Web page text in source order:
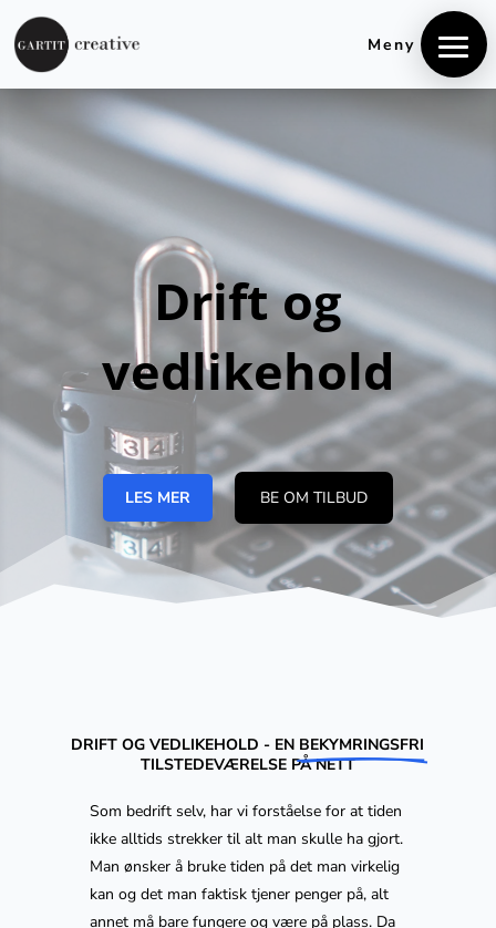
Meny
Drift og
vedlikehold
LES MER BE OM TILBUD
DRIFT OG VEDLIKEHOLD - EN BEKYMRINGSFRI
TILSTEDEVÆRELSE PÅ NETT
Som bedrift selv, har vi forståelse for at tiden
ikke alltids strekker til alt man skulle ha gjort.
Man ønsker å bruke tiden på det man virkelig
kan og det man faktisk tjener penger på, alt
annet må bare fungere og være på plass. Da